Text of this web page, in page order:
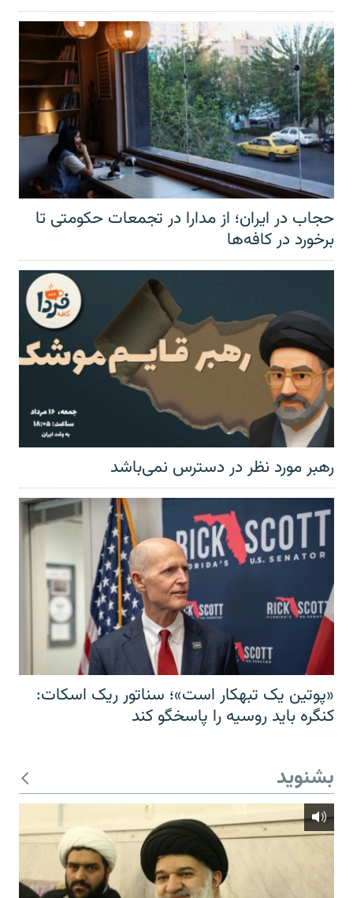
حجاب در ایران؛ از مدارا در تجمعات حکومتی تا
برخورد در کافه‌ها
رهبر مورد نظر در دسترس نمی‌باشد
«پوتین یک تبهکار است»؛ سناتور ریک اسکات:
کنگره باید روسیه را پاسخگو کند
بشنوید